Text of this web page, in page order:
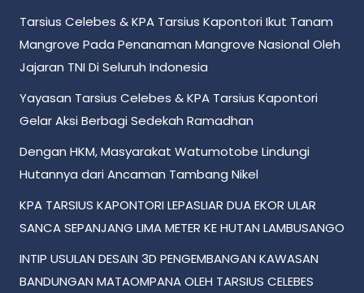
Tarsius Celebes & KPA Tarsius Kapontori Ikut Tanam
Mangrove Pada Penanaman Mangrove Nasional Oleh
Jajaran TNI Di Seluruh Indonesia
Yayasan Tarsius Celebes & KPA Tarsius Kapontori
Gelar Aksi Berbagi Sedekah Ramadhan
Dengan HKM, Masyarakat Watumotobe Lindungi
Hutannya dari Ancaman Tambang Nikel
KPA TARSIUS KAPONTORI LEPASLIAR DUA EKOR ULAR
SANCA SEPANJANG LIMA METER KE HUTAN LAMBUSANGO
INTIP USULAN DESAIN 3D PENGEMBANGAN KAWASAN
BANDUNGAN MATAOMPANA OLEH TARSIUS CELEBES